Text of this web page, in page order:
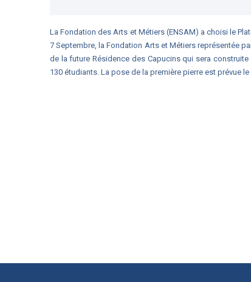
La Fondation des Arts et Métiers (ENSAM) a choisi le
7 Septembre, la Fondation Arts et Métiers représentée
de la future Résidence des Capucins qui sera construite
130 étudiants. La pose de la première pierre est prévue